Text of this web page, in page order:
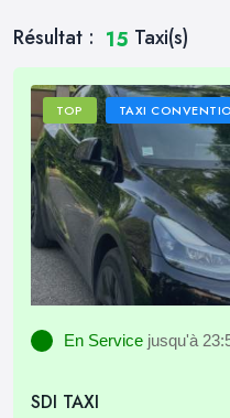
Résultat : 15 Taxi(s)
TOP TAXI
En Service jusqu'à
SDI TAXI